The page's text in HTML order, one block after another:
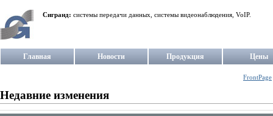
Сигранд: системы передачи данных, системы видеонаблюдения, VoIP.
Главная Новости Продукция Цены
FrontPage
Недавние изменения